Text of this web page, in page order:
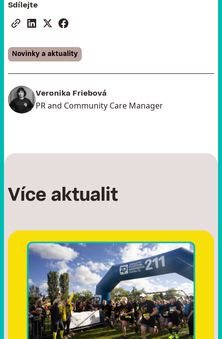
Sdílejte
Novinky a aktuality
Veronika Friebová
PR and Community Care Manager
Více aktualit